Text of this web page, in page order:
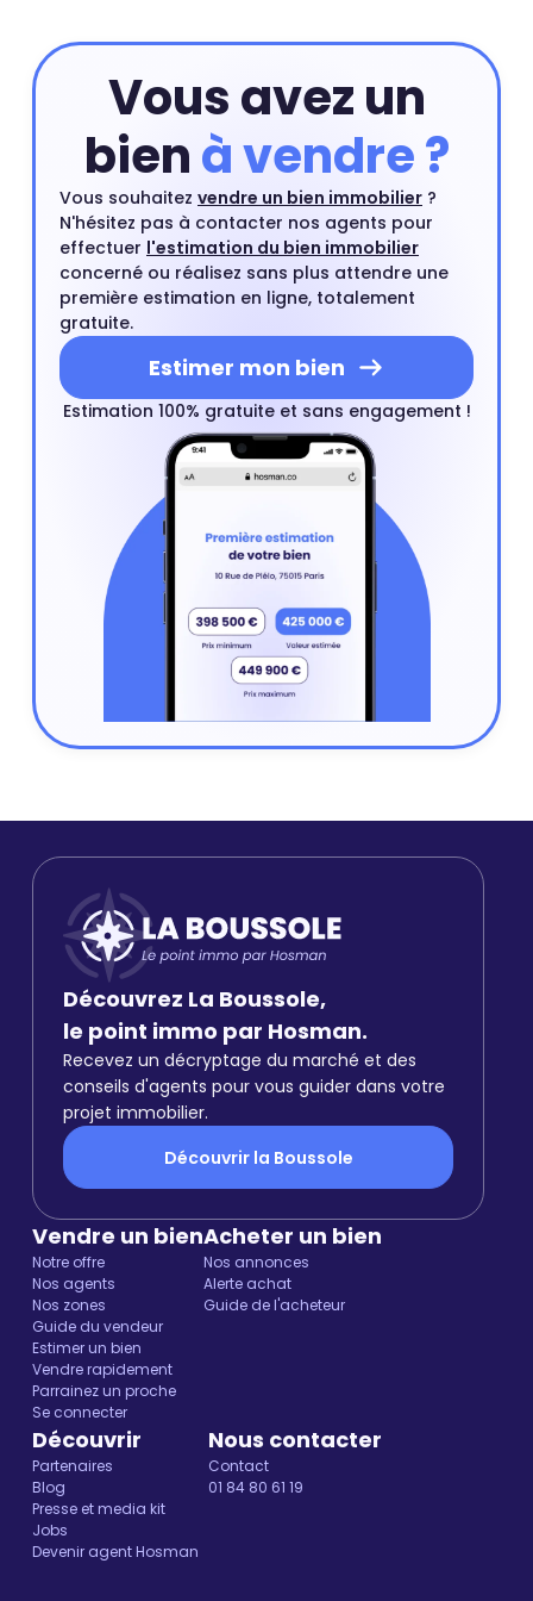
engagement.
Vous avez un
bienà vendre ?
Vous souhaitez vendre un bien immobilier ?
N'hésitez pas à contacter nos agents pour
effectuer l'estimation du bien immobilier
concerné ou réalisez sans plus attendre une
première estimation en ligne, totalement
gratuite.
Estimer mon bien
Estimation 100% gratuite et sans engagement !
Découvrez La Boussole,
le point immo par Hosman.
Recevez un décryptage du marché et des
conseils d'agents pour vous guider dans votre
projet immobilier.
Découvrir la Boussole
Vendre un bien
Notre offre
Nos agents
Nos zones
Guide du vendeur
Estimer un bien
Vendre rapidement
Parrainez un proche
Se connecter
Acheter un bien
Nos annonces
Alerte achat
Guide de l'acheteur
Découvrir
Partenaires
Blog
Presse et media kit
Jobs
Devenir agent Hosman
Nous contacter
Contact
01 84 80 61 19